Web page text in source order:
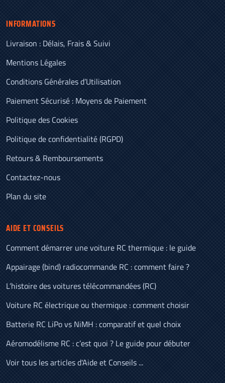
INFORMATIONS
Livraison : Délais, Frais & Suivi
Mentions Légales
Conditions Générales d’Utilisation
Paiement Sécurisé : Moyens de Paiement
Politique des Cookies
Politique de confidentialité (RGPD)
Retours & Remboursements
Contactez-nous
Plan du site
AIDE ET CONSEILS
Comment démarrer une voiture RC thermique : le guide
Appairage (bind) radiocommande RC : comment faire ?
L’histoire des voitures télécommandées (RC)
Voiture RC électrique ou thermique : comment choisir
Batterie RC LiPo vs NiMH : comparatif et quel choix
Aéromodélisme RC : c’est quoi ? Le guide pour débuter
Voir tous les articles d'Aide et Conseils ...